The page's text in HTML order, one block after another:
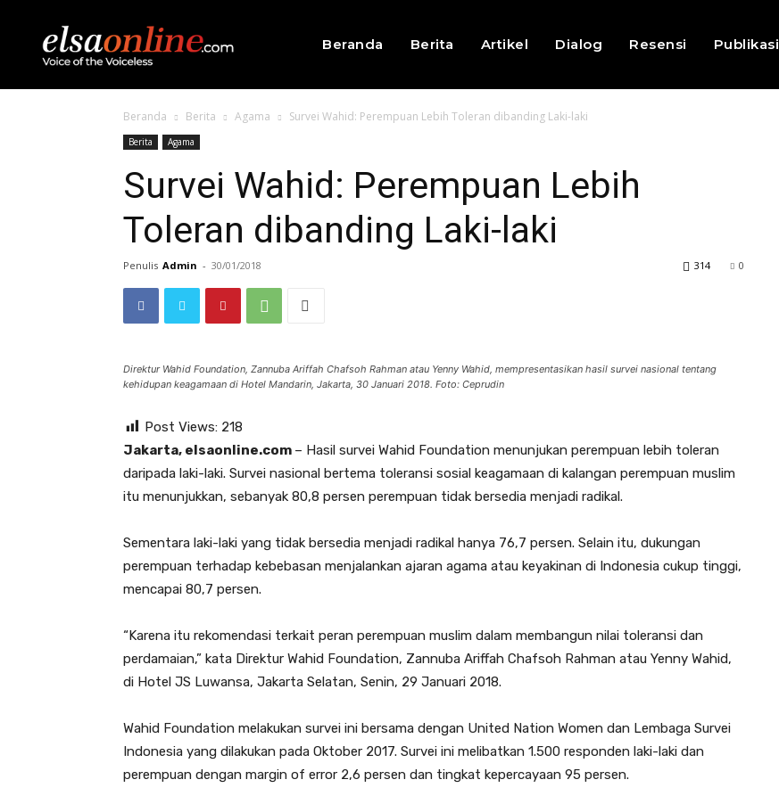
Beranda Berita Artikel Dialog Resensi Publikasi
Beranda Berita Agama Survei Wahid: Perempuan Lebih Toleran dibanding Laki-laki
Berita Agama
Survei Wahid: Perempuan Lebih
Toleran dibanding Laki-laki
Penulis Admin - 30/01/2018 0
314
Direktur Wahid Foundation, Zannuba Ariffah Chafsoh Rahman atau Yenny Wahid, mempresentasikan hasil survei nasional tentang
kehidupan keagamaan di Hotel Mandarin, Jakarta, 30 Januari 2018. Foto: Ceprudin
Post Views: 218
Jakarta, elsaonline.com – Hasil survei Wahid Foundation menunjukan perempuan lebih toleran
daripada laki-laki. Survei nasional bertema toleransi sosial keagamaan di kalangan perempuan muslim
itu menunjukkan, sebanyak 80,8 persen perempuan tidak bersedia menjadi radikal.
Sementara laki-laki yang tidak bersedia menjadi radikal hanya 76,7 persen. Selain itu, dukungan
perempuan terhadap kebebasan menjalankan ajaran agama atau keyakinan di Indonesia cukup tinggi,
mencapai 80,7 persen.
“Karena itu rekomendasi terkait peran perempuan muslim dalam membangun nilai toleransi dan
perdamaian,” kata Direktur Wahid Foundation, Zannuba Ariffah Chafsoh Rahman atau Yenny Wahid,
di Hotel JS Luwansa, Jakarta Selatan, Senin, 29 Januari 2018.
Wahid Foundation melakukan survei ini bersama dengan United Nation Women dan Lembaga Survei
Indonesia yang dilakukan pada Oktober 2017. Survei ini melibatkan 1.500 responden laki-laki dan
perempuan dengan margin of error 2,6 persen dan tingkat kepercayaan 95 persen.